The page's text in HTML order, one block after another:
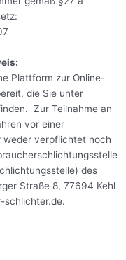
Plattform zur Online-
die Sie unter
Zur Teilnahme an
vor einer
weder verpflichtet noch
des
Straße 8, 77694 Kehl
schlichter.de.